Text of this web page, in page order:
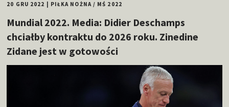
20 GRU 2022 PIŁKA NOŻNA/ MŚ 2022
Mundial 2022. Media: Didier Deschamps
chciałby kontraktu do 2026 roku. Zinedine
Zidane jest w gotowości